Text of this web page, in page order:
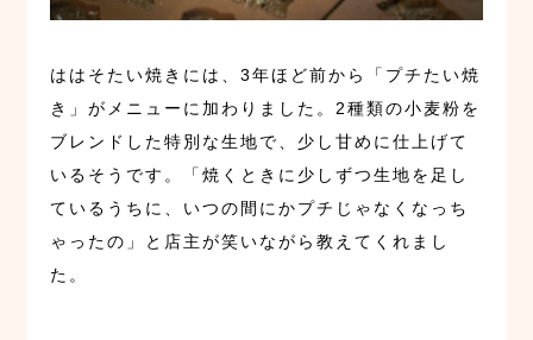
ははそたい焼きには、3年ほど前から「プチたい焼
き」がメニューに加わりました。2種類の小麦粉を
ブレンドした特別な生地で、少し甘めに仕上げて
いるそうです。「焼くときに少しずつ生地を足し
ているうちに、いつの間にかプチじゃなくなっち
ゃったの」と店主が笑いながら教えてくれまし
た。